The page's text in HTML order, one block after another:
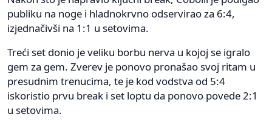
publiku na noge i hladnokrvno odservirao za 6:4,
izjednačivši na 1:1 u setovima.
Treći set donio je veliku borbu nerva u kojoj se igralo
gem za gem. Zverev je ponovo pronašao svoj ritam u
presudnim trenucima, te je kod vodstva od 5:4
iskoristio prvu break i set loptu da ponovo povede 2:1
u setovima.